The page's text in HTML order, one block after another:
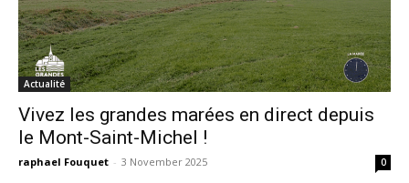
Actualité
Vivez les grandes marées en direct depuis
le Mont-Saint-Michel !
raphael Fouquet - 3 November 2025 0